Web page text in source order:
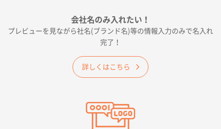
大阪府E社様
ワンポイントポリ袋 A4サイズ
2026年04月25日 17:53
納期が早そうだった
ワンポイントポリ袋 A4サイズ(黒)
2026年04月20日 14:28
会社名のみ入れたい！
プレビューを見ながら社名(ブランド名)等の情報入力のみで名入れ
完了！
詳しくはこちら